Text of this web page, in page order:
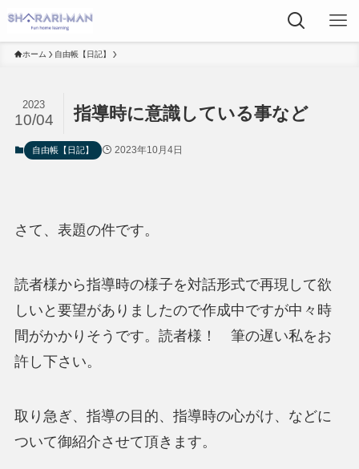
ホーム 自由帳【日記】
指導時に意識している事など
2023
10/04
自由帳【日記】 2023年10月4日
さて、表題の件です。
読者様から指導時の様子を対話形式で再現して欲
しいと要望がありましたので作成中ですが中々時
間がかかりそうです。読者様！ 筆の遅い私をお
許し下さい。
取り急ぎ、指導の目的、指導時の心がけ、などに
ついて御紹介させて頂きます。